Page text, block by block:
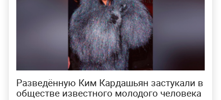
Разведённую Ким Кардашьян застукали в
обществе известного молодого человека